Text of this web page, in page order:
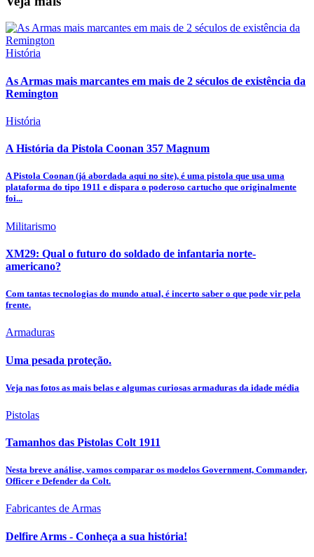
História
As Armas mais marcantes em mais de 2 séculos de existência da
Remington
História
A História da Pistola Coonan 357 Magnum
A Pistola Coonan (já abordada aqui no site), é uma pistola que usa uma
plataforma do tipo 1911 e dispara o poderoso cartucho que originalmente
foi...
Militarismo
XM29: Qual o futuro do soldado de infantaria norte-
americano?
Com tantas tecnologias do mundo atual, é incerto saber o que pode vir pela
frente.
Armaduras
Uma pesada proteção.
Veja nas fotos as mais belas e algumas curiosas armaduras da idade média
Pistolas
Tamanhos das Pistolas Colt 1911
Nesta breve análise, vamos comparar os modelos Government, Commander,
Officer e Defender da Colt.
Fabricantes de Armas
Delfire Arms - Conheça a sua história!